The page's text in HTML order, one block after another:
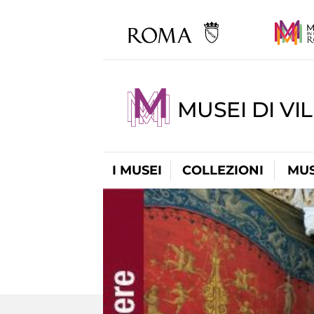
MUSEI DI
I MUSEI COLLEZIONI